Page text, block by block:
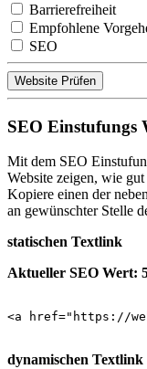
Barrierefreiheit
Empfohlene
SEO
Website Prüfen
SEO Einstufungs
Mit dem SEO
Website zeigen, wie
Kopiere einen der
an gewünschter Stelle
statischen Textlink
Aktueller SEO Wert:
<a href="https://
dynamischen Textlink